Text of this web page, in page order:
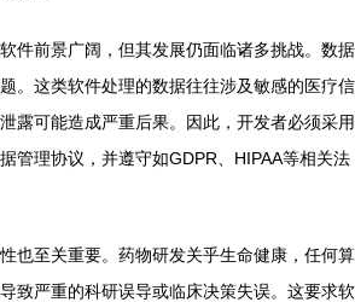
件前景广阔，但其发展仍面临诸多挑战。数据
。这类软件处理的数据往往涉及敏感的医疗信
露可能造成严重后果。因此，开发者必须采用
管理协议，并遵守如GDPR、HIPAA等相关法
也至关重要。药物研发关乎生命健康，任何算
致严重的科研误导或临床决策失误。这要求软